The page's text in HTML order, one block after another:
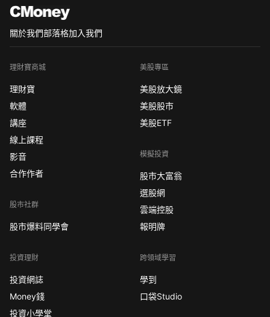
關於我們部落格加入我們
理財寶商城
理財寶
軟體
講座
線上課程
影音
合作作者
股市社群
股市爆料同學會
投資理財
投資網誌
Money錢
投資小學堂
美股專區
美股放大鏡
美股股市
美股ETF
模擬投資
股市大富翁
選股網
雲端控股
報明牌
跨領域學習
學到
口袋Studio